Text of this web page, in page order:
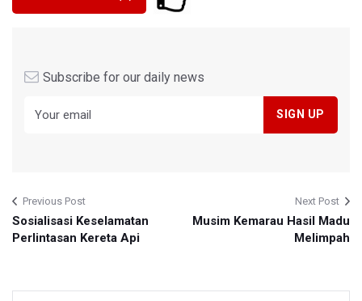
Subscribe for our daily news
Previous Post
Sosialisasi Keselamatan
Perlintasan Kereta Api
Next Post
Musim Kemarau Hasil Madu
Melimpah